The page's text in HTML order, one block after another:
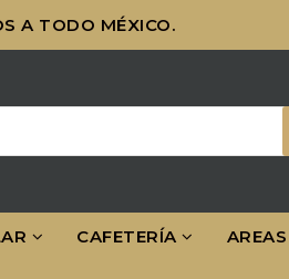
A TODO MÉXICO.
CAFETERÍA